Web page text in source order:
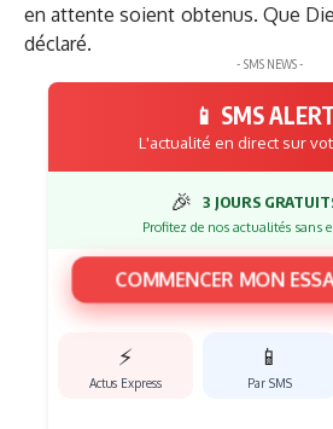
en attente soient obtenus. Que
déclaré.
- SMS NEWS -
📱 SMS
L'actualité en direct sur
🎉 3 JOURS
Profitez de nos actualités sans
COMMENCER MON
⚡
Actus Express
📱
Par SMS